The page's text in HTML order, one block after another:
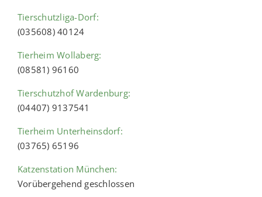
Tierschutzliga-Dorf:
(035608) 40124
Tierheim Wollaberg:
(08581) 96160
Tierschutzhof Wardenburg:
(04407) 9137541
Tierheim Unterheinsdorf:
(03765) 65196
Katzenstation München:
Vorübergehend geschlossen